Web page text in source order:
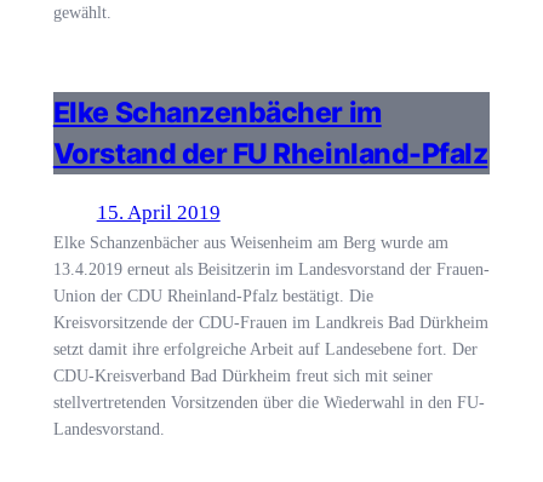
gewählt.
Elke Schanzenbächer im
Vorstand der FU Rheinland-Pfalz
15. April 2019
Elke Schanzenbächer aus Weisenheim am Berg wurde am
13.4.2019 erneut als Beisitzerin im Landesvorstand der Frauen-
Union der CDU Rheinland-Pfalz bestätigt. Die
Kreisvorsitzende der CDU-Frauen im Landkreis Bad Dürkheim
setzt damit ihre erfolgreiche Arbeit auf Landesebene fort. Der
CDU-Kreisverband Bad Dürkheim freut sich mit seiner
stellvertretenden Vorsitzenden über die Wiederwahl in den FU-
Landesvorstand.